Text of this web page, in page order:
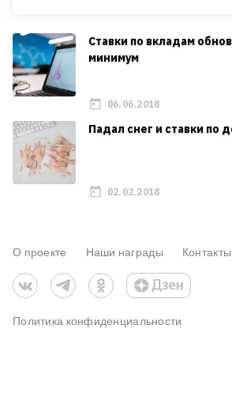
Ставки по вкладам
минимум
06.06.2018
Падал снег и ставки по
02.02.2018
О проекте Наши награды Контакты
Политика конфиденциальности